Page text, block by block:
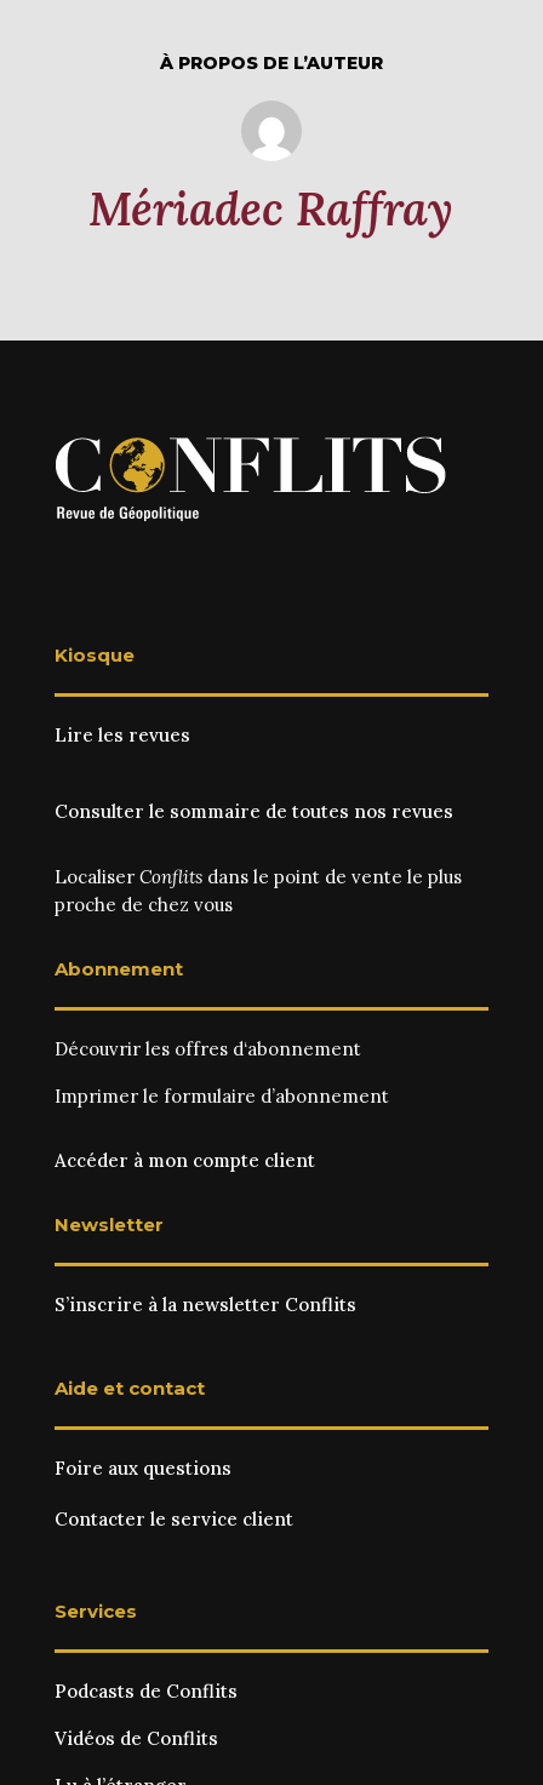
À PROPOS DE L’AUTEUR
Mériadec Raffray
Kiosque
Lire les revues
Consulter le sommaire de toutes nos revues
Localiser Conflitsdans le point de vente le plus
proche de chez vous
Abonnement
Découvrir les offres d‘abonnement
Imprimer le formulaire d’abonnement
Accéder à mon compte client
Newsletter
S’inscrire à la newsletter Conflits
Aide et contact
Foire aux questions
Contacter le service client
Services
Podcasts de Conflits
Vidéos de Conflits